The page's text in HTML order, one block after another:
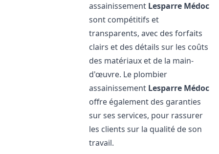
assainissement Lesparre Médoc
sont compétitifs et
transparents, avec des forfaits
clairs et des détails sur les coûts
des matériaux et de la main-
d'œuvre. Le plombier
assainissement Lesparre Médoc
offre également des garanties
sur ses services, pour rassurer
les clients sur la qualité de son
travail.